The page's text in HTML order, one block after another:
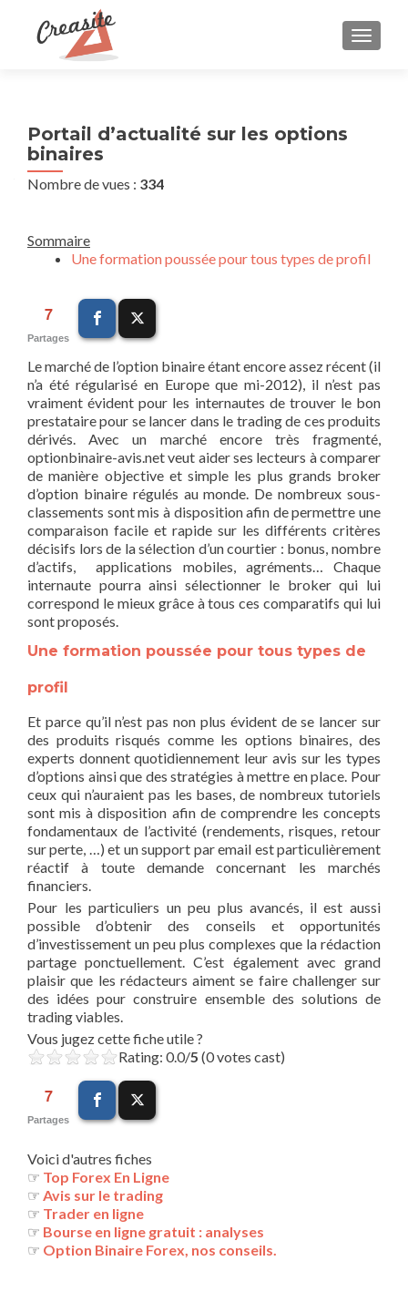
Portail d’actualité sur les options
binaires
Nombre de vues : 334
Sommaire
Une formation poussée pour tous types de profil
7
Partages
Le marché de l’option binaire étant encore assez récent (il
n’a été régularisé en Europe que mi-2012), il n’est pas
vraiment évident pour les internautes de trouver le bon
prestataire pour se lancer dans le trading de ces produits
dérivés. Avec un marché encore très fragmenté,
optionbinaire-avis.net veut aider ses lecteurs à comparer
de manière objective et simple les plus grands broker
d’option binaire régulés au monde. De nombreux sous-
classements sont mis à disposition afin de permettre une
comparaison facile et rapide sur les différents critères
décisifs lors de la sélection d’un courtier : bonus, nombre
d’actifs, applications mobiles, agréments… Chaque
internaute pourra ainsi sélectionner le broker qui lui
correspond le mieux grâce à tous ces comparatifs qui lui
sont proposés.
Une formation poussée pour tous types de
profil
Et parce qu’il n’est pas non plus évident de se lancer sur
des produits risqués comme les options binaires, des
experts donnent quotidiennement leur avis sur les types
d’options ainsi que des stratégies à mettre en place. Pour
ceux qui n’auraient pas les bases, de nombreux tutoriels
sont mis à disposition afin de comprendre les concepts
fondamentaux de l’activité (rendements, risques, retour
sur perte, …) et un support par email est particulièrement
réactif à toute demande concernant les marchés
financiers.
Pour les particuliers un peu plus avancés, il est aussi
possible d’obtenir des conseils et opportunités
d’investissement un peu plus complexes que la rédaction
partage ponctuellement. C’est également avec grand
plaisir que les rédacteurs aiment se faire challenger sur
des idées pour construire ensemble des solutions de
trading viables.
Vous jugez cette fiche utile ?
Rating: 0.0/5 (0 votes cast)
7
Partages
Voici d'autres fiches
☞ Top Forex En Ligne
☞ Avis sur le trading
☞ Trader en ligne
☞ Bourse en ligne gratuit : analyses
☞ Option Binaire Forex, nos conseils.